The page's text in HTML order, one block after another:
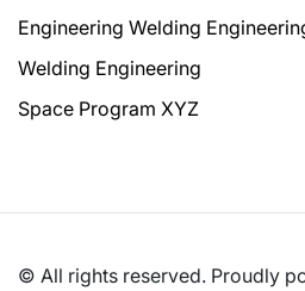
Engineering Welding
Welding Engineering
Space Program XYZ
© All rights reserved. Proudly